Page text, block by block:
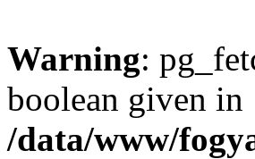
Warning:
boolean given in
/data/www/